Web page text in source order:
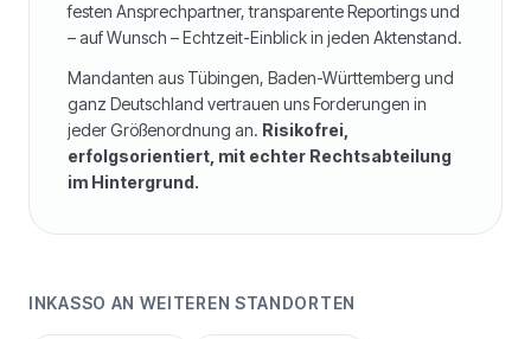
festen Ansprechpartner, transparente Reportings und
– auf Wunsch – Echtzeit-Einblick in jeden Aktenstand.
Mandanten aus Tübingen, Baden-Württemberg und
ganz Deutschland vertrauen uns Forderungen in
jeder Größenordnung an. Risikofrei,
erfolgsorientiert, mit echter Rechtsabteilung
im Hintergrund.
INKASSO AN WEITEREN STANDORTEN